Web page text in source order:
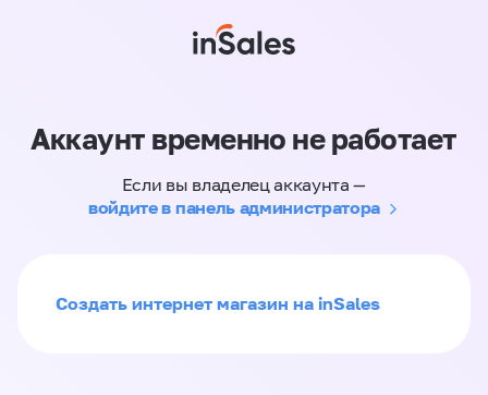
Аккаунт временно не работает
Если вы владелец аккаунта —
войдите в панель администратора
Создать интернет магазин на inSales